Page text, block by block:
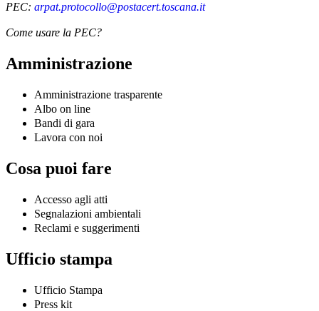
PEC: arpat.protocollo@postacert.toscana.it
Come usare la PEC?
Amministrazione
Amministrazione trasparente
Albo on line
Bandi di gara
Lavora con noi
Cosa puoi fare
Accesso agli atti
Segnalazioni ambientali
Reclami e suggerimenti
Ufficio stampa
Ufficio Stampa
Press kit